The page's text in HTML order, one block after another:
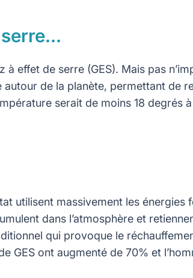
serre…
effet de serre (GES). Mais pas
de la planète, permettant de
serait de moins 18 degrés
utilisent massivement les
dans l’atmosphère et
qui provoque le
GES ont augmenté de 70% et